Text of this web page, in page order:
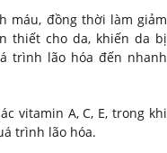
máu, đồng thời làm giảm
thiết cho da, khiến da bị
trình lão hóa đến nhanh
vitamin A, C, E, trong khi
trình lão hóa.